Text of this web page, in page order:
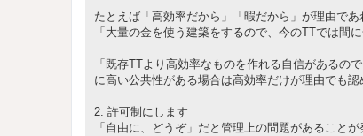
たとえば「高効率だから」「暇だから」が理由で
「大量の金を使う建築をするので、今のTTでは間
「既存TTより高効率なものを作れる自信があるの
に高い公共性がある場合は高効率だけが理由でも
2. 許可制にします
「自由に、どうぞ」だと管理上の問題があること